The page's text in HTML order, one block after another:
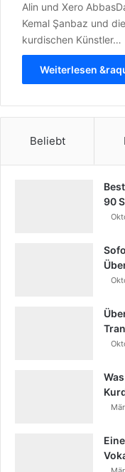
Alin und Xero
Kemal Şanbaz und
kurdischen Künstler…
Weiterlesen
Beliebt
90